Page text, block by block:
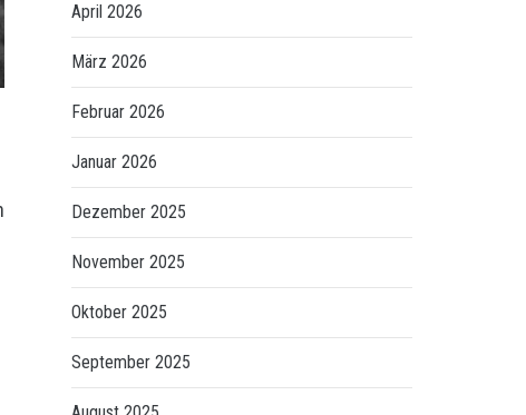
April 2026
März 2026
Februar 2026
Januar 2026
Dezember 2025
November 2025
Oktober 2025
September 2025